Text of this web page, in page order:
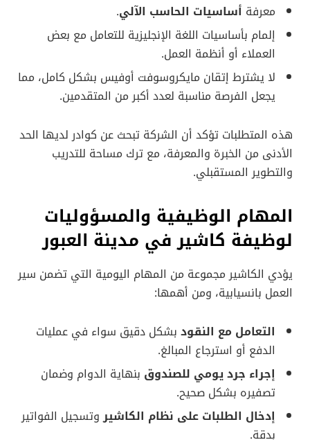
معرفة أساسيات الحاسب الآلي.
إلمام بأساسيات اللغة الإنجليزية للتعامل مع بعض
العملاء أو أنظمة العمل.
لا يشترط إتقان مايكروسوفت أوفيس بشكل كامل، مما
يجعل الفرصة مناسبة لعدد أكبر من المتقدمين.
هذه المتطلبات تؤكد أن الشركة تبحث عن كوادر لديها الحد
الأدنى من الخبرة والمعرفة، مع ترك مساحة للتدريب
والتطوير المستقبلي.
المهام الوظيفية والمسؤوليات
لوظيفة كاشير في مدينة العبور
يؤدي الكاشير مجموعة من المهام اليومية التي تضمن سير
العمل بانسيابية، ومن أهمها:
التعامل مع النقود بشكل دقيق سواء في عمليات
الدفع أو استرجاع المبالغ.
إجراء جرد يومي للصندوق بنهاية الدوام وضمان
تصفيره بشكل صحيح.
إدخال الطلبات على نظام الكاشيروتسجيل الفواتير
بدقة.